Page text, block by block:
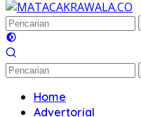
Home
Advertorial